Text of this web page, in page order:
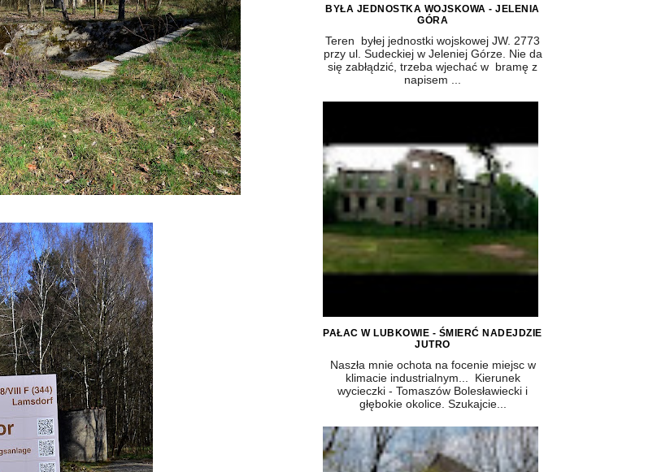
BYŁA JEDNOSTKA WOJSKOWA - JELENIA
GÓRA
Teren byłej jednostki wojskowej JW. 2773
przy ul. Sudeckiej w Jeleniej Górze. Nie da
się zabłądzić, trzeba wjechać w bramę z
napisem ...
PAŁAC W LUBKOWIE - ŚMIERĆ NADEJDZIE
JUTRO
Naszła mnie ochota na focenie miejsc w
klimacie industrialnym... Kierunek
wycieczki - Tomaszów Bolesławiecki i
głębokie okolice. Szukajcie...